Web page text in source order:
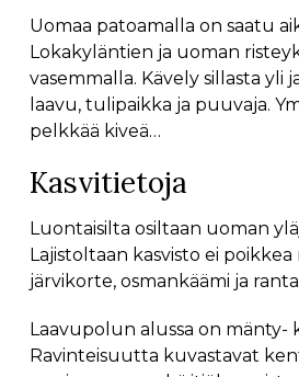
Uomaa patoamalla on saatu
Lokakyläntien ja uoman
vasemmalla. Kävely sillasta yli
laavu, tulipaikka ja puuvaja.
pelkkää kiveä…
Kasvitietoja
Luontaisilta osiltaan uoman
Lajistoltaan kasvisto ei
järvikorte, osmankäämi ja
Laavupolun alussa on mänty-
Ravinteisuutta kuvastavat